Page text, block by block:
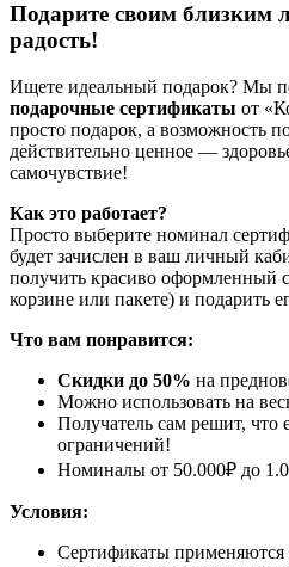
Подарите своим близким
радость!
Ищете идеальный подарок? Мы
подарочные сертификаты от
просто подарок, а возможность
действительно ценное —
самочувствие!
Как это работает?
Просто выберите номинал
будет зачислен в ваш личный
получить красиво оформленный
корзине или пакете) и подарить
Что вам понравится:
Скидки до 50% на
Можно использовать на
Получатель сам решит,
ограничений!
Номиналы от 50.000₽ до
Условия:
Сертификаты применяются